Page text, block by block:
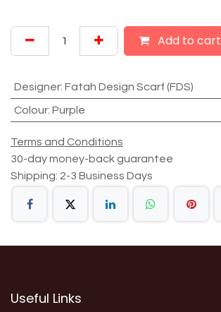
Add to cart
Designer: Fatah Design Scarf (FDS)
Colour: Purple
Terms and Conditions
30-day money-back guarantee
Shipping: 2-3 Business Days
Useful Links